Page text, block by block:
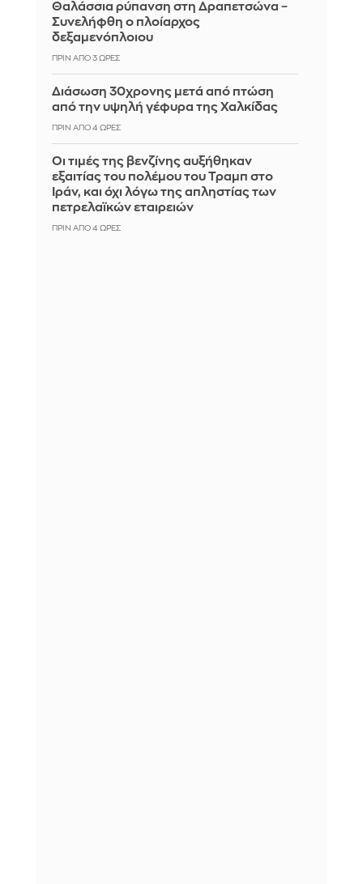
Θαλάσσια ρύπανση στη Δραπετσώνα –
Συνελήφθη ο πλοίαρχος
δεξαμενόπλοιου
ΠΡΙΝ ΑΠΌ 3 ΏΡΕΣ
Διάσωση 30χρονης μετά από πτώση
από την υψηλή γέφυρα της Χαλκίδας
ΠΡΙΝ ΑΠΌ 4 ΏΡΕΣ
Οι τιμές της βενζίνης αυξήθηκαν
εξαιτίας του πολέμου του Τραμπ στο
Ιράν, και όχι λόγω της απληστίας των
πετρελαϊκών εταιρειών
ΠΡΙΝ ΑΠΌ 4 ΏΡΕΣ